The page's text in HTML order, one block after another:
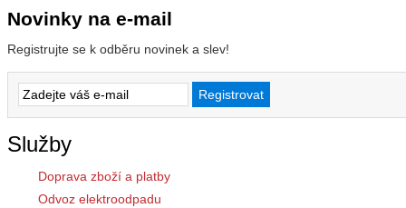
Novinky na e-mail
Registrujte se k odběru novinek a slev!
Služby
Doprava zboží a platby
Odvoz elektroodpadu